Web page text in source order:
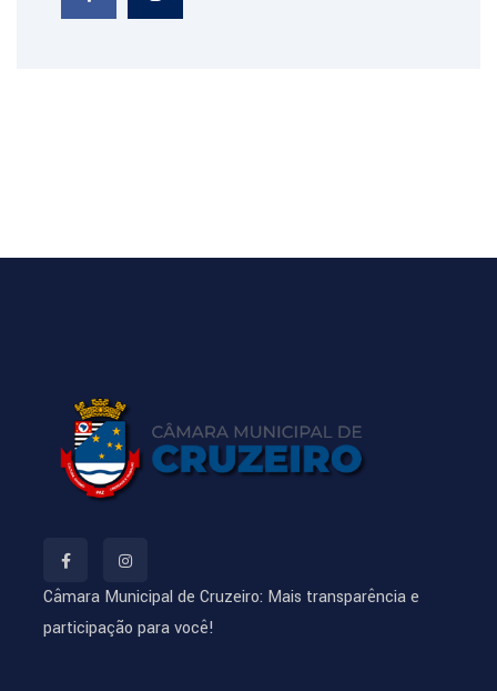
Câmara Municipal de Cruzeiro: Mais transparência e
participação para você!